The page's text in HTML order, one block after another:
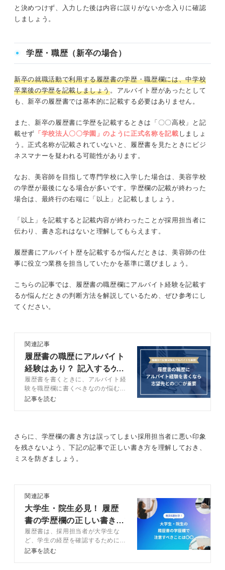
と決めつけず、入力した後は内容に誤りがないか念入りに確認
しましょう。
学歴・職歴（新卒の場合）
新卒の就職活動で利用する履歴書の学歴・職歴欄には、中学校
卒業後の学歴を記載しましょう。アルバイト歴があったとして
も、新卒の履歴書では基本的に記載する必要はありません。
また、新卒の履歴書に学歴を記載するときは「〇〇高校」と記
載せず 「学校法人〇〇学園」のように正式名称を記載 しましょ
う。正式名称が記載されていないと、履歴書を見たときにビジ
ネスマナーを疑われる可能性があります。
なお、美容師を目指して専門学校に入学した場合は、美容学校
の学歴が最後になる場合が多いです。学歴欄の記載が終わった
場合は、最終行の右端に「以上」と記載しましょう。
「以上」を記載すると記載内容が終わったことが採用担当者に
伝わり、書き忘れはないと理解してもらえます。
履歴書にアルバイト歴を記載するか悩んだときは、美容師の仕
事に役立つ業務を担当していたかを基準に選びましょう。
こちらの記事では、履歴書の職歴欄にアルバイト経験を記載す
るか悩んだときの判断方法を解説しているため、ぜひ参考にし
てください。
関連記事
履歴書の職歴にアルバイト
経験はあり？ 記入するケ
ースと例も紹介
履歴書を書くときに、アルバイト経
験を職歴欄に書くべきなのか悩む人
もいるのではないでしょうか。この
に解説します。自信を持って提出で
きる履歴書を作成して、就職活動を
有利に進めましょう。
記事を読む
さらに、学歴欄の書き方は誤ってしまい採用担当者に悪い印象
を残さないよう、下記の記事で正しい書き方を理解しておき、
ミスを防ぎましょう。
関連記事
大学生・院生必見！ 履歴
書の学歴欄の正しい書き方
とは？
履歴書は、採用担当者が大学生な
ど、学生の経歴を確認するために提
出を求めます。しかし、経歴の確認
記事を読む